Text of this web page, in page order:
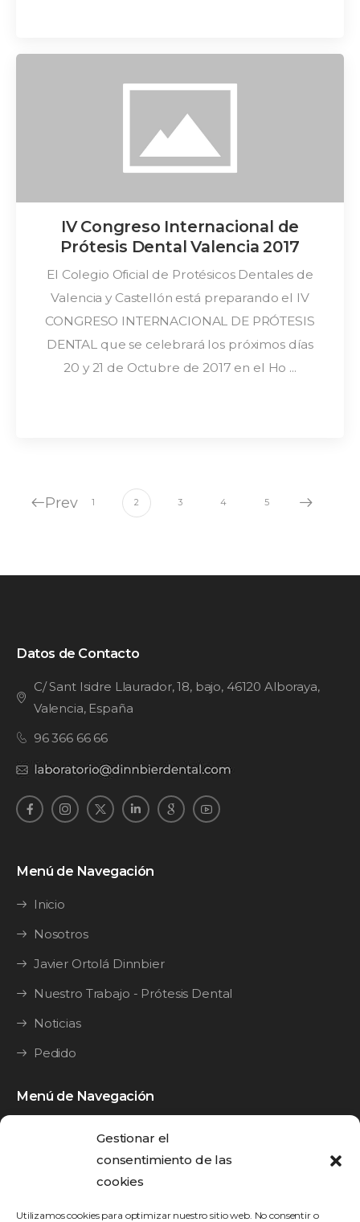
Gestionar el
consentimiento de las
cookies
Utilizamos cookies para optimizar nuestro sitio web. No consentir o
IV Congreso Internacional de
Prótesis Dental Valencia 2017
El Colegio Oficial de Protésicos Dentales de
Valencia y Castellón está preparando el IV
CONGRESO INTERNACIONAL DE PRÓTESIS
DENTAL que se celebrará los próximos días
20 y 21 de Octubre de 2017 en el Ho ...
Prev 1 2 3 4 5
Datos de Contacto
C/ Sant Isidre Llaurador, 18, bajo, 46120 Alboraya,
Valencia, España
96 366 66 66
Menú de Navegación
Inicio
Nosotros
Javier Ortolá Dinnbier
Nuestro Trabajo - Prótesis Dental
Noticias
Pedido
Menú de Navegación
Y•Brid